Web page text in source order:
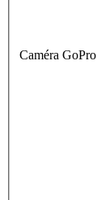
Caméra GoPro